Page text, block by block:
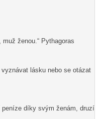
ženou.“ Pythagoras
lásku nebo se otázat
peníze díky svým ženám, druzí